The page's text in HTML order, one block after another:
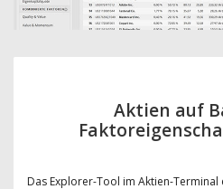
Aktien auf
Das Explorer-Tool im Aktien-Terminal